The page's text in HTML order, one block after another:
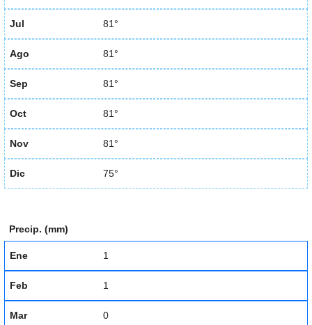
Jul 81°
Ago 81°
Sep 81°
Oct 81°
Nov 81°
Dic 75°
Precip. (mm)
Ene 1
Feb 1
Mar 0